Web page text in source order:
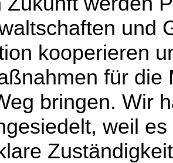
und
kooperieren
für die
bringen. Wir
weil